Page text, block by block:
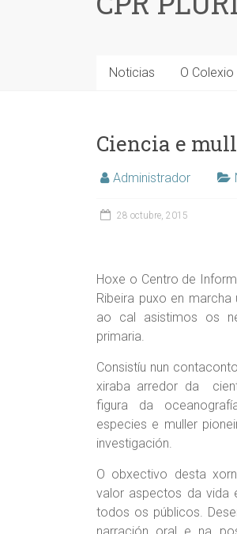
Noticias O Colexio
Ciencia e
Administrador
28 octubre, 2015
Hoxe o Centro de
Ribeira puxo en
ao cal asistimos os
primaria.
Consistíu nun
xiraba arredor da
figura da
especies e muller
investigación.
O obxectivo desta
valor aspectos da vida
todos os públicos.